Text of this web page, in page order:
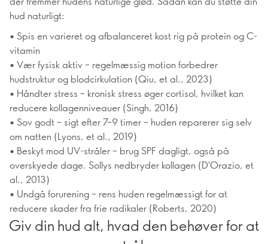
hud naturligt:
• Spis en varieret og afbalanceret kost rig på protein og C-
vitamin
• Vær fysisk aktiv – regelmæssig motion forbedrer
hudstruktur og blodcirkulation (Qiu, et al., 2023)
• Håndter stress – kronisk stress øger cortisol, hvilket kan
reducere kollagenniveauer (Singh, 2016)
• Sov godt – sigt efter 7–9 timer – huden reparerer sig selv
om natten (Lyons, et al., 2019)
• Beskyt mod UV-stråler – brug SPF dagligt, også på
overskyede dage. Sollys nedbryder kollagen (D'Orazio, et
al., 2013)
• Undgå forurening – rens huden regelmæssigt for at
reducere skader fra frie radikaler (Roberts, 2020)
Giv din hud alt, hvad den behøver for at